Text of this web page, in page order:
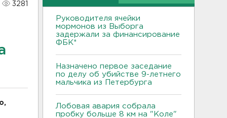
3281
Руководителя ячейки
мормонов из Выборга
задержали за финансирование
ФБК*
Назначено первое заседание
по делу об убийстве 9-летнего
мальчика из Петербурга
Лобовая авария собрала
пробку больше 8 км на "Коле"